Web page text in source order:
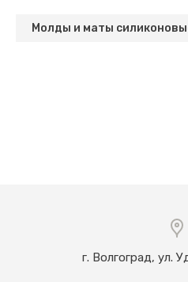
Молды и маты
г. Волгоград, ул.